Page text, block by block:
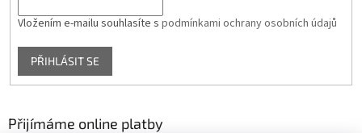
Vložením e-mailu souhlasíte s podmínkami ochrany osobních údajů
PŘIHLÁSIT SE
Přijímáme online platby